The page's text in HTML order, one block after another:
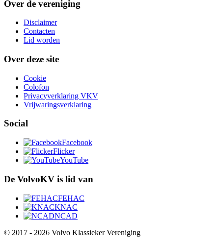
Over de vereniging
Disclaimer
Contacten
Lid worden
Over deze site
Cookie
Colofon
Privacyverklaring VKV
Vrijwaringsverklaring
Social
Facebook
Flicker
YouTube
De VolvoKV is lid van
FEHAC
KNAC
NCAD
© 2017 - 2026 Volvo Klassieker Vereniging